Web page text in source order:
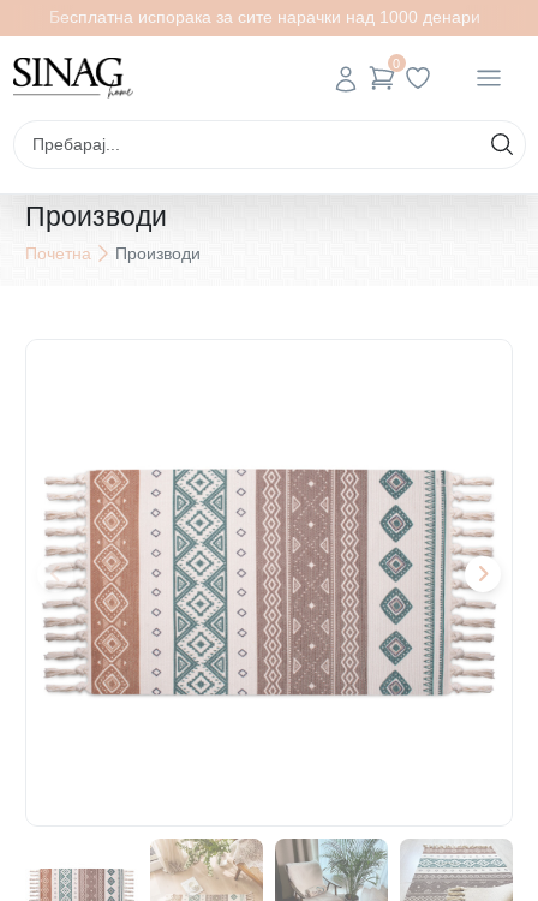
Бесплатна испорака за сите нарачки над 1000 денари
0
Производи
Почетна Производи